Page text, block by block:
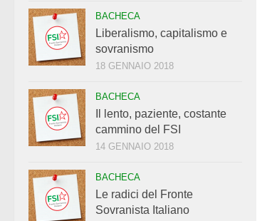
BACHECA
Liberalismo, capitalismo e
sovranismo
18 GENNAIO 2018
BACHECA
Il lento, paziente, costante
cammino del FSI
14 GENNAIO 2018
BACHECA
Le radici del Fronte
Sovranista Italiano